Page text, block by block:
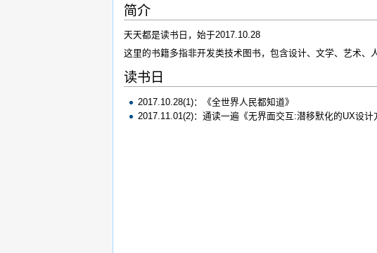
简介
天天都是读书日，始于2017.10.28
这里的书籍多指非开发类技术图书，包含设计、文学、艺术、
读书日
2017.10.28(1)：《全世界人民都知道》
2017.11.01(2)：通读一遍《无界面交互:潜移默化的UX设